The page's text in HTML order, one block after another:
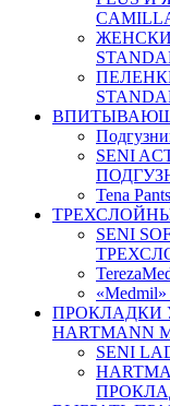
SENI
Tena Pants
SENI
ПРОКЛАДКИ
HARTMANN
SENI